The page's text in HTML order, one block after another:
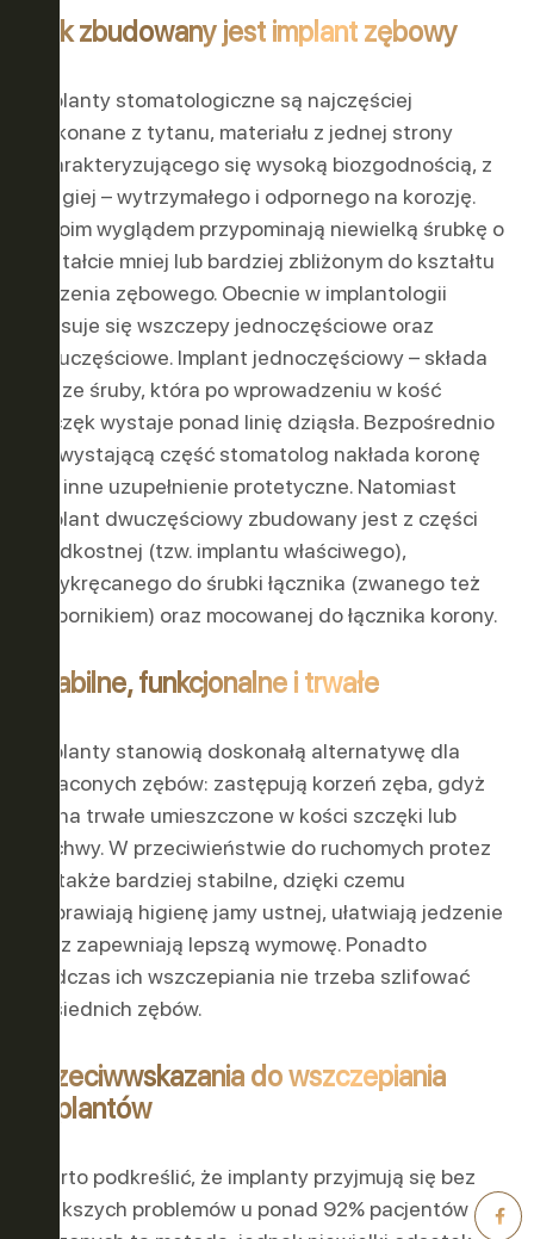
Jak zbudowany jest implant zębowy
Implanty stomatologiczne są najczęściej
wykonane z tytanu, materiału z jednej strony
charakteryzującego się wysoką biozgodnością, z
drugiej – wytrzymałego i odpornego na korozję.
Swoim wyglądem przypominają niewielką śrubkę o
kształcie mniej lub bardziej zbliżonym do kształtu
korzenia zębowego. Obecnie w implantologii
stosuje się wszczepy jednoczęściowe oraz
dwuczęściowe. Implant jednoczęściowy – składa
się ze śruby, która po wprowadzeniu w kość
szczęk wystaje ponad linię dziąsła. Bezpośrednio
na wystającą część stomatolog nakłada koronę
lub inne uzupełnienie protetyczne. Natomiast
implant dwuczęściowy zbudowany jest z części
śródkostnej (tzw. implantu właściwego),
przykręcanego do śrubki łącznika (zwanego też
wspornikiem) oraz mocowanej do łącznika korony.
Stabilne, funkcjonalne i trwałe
Implanty stanowią doskonałą alternatywę dla
utraconych zębów: zastępują korzeń zęba, gdyż
są na trwałe umieszczone w kości szczęki lub
żuchwy. W przeciwieństwie do ruchomych protez
są także bardziej stabilne, dzięki czemu
poprawiają higienę jamy ustnej, ułatwiają jedzenie
oraz zapewniają lepszą wymowę. Ponadto
podczas ich wszczepiania nie trzeba szlifować
sąsiednich zębów.
Przeciwwskazania do wszczepiania
implantów
Warto podkreślić, że implanty przyjmują się bez
większych problemów u ponad 92% pacjentów